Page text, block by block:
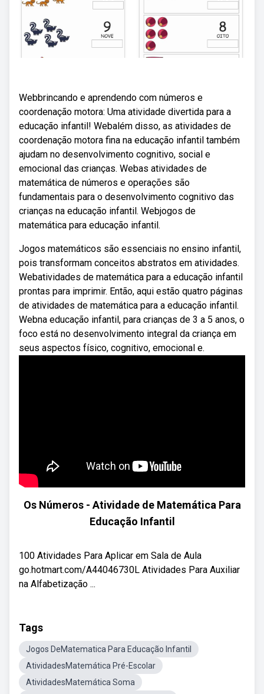
Webbrincando e aprendendo com números e
coordenação motora: Uma atividade divertida para a
educação infantil! Webalém disso, as atividades de
coordenação motora fina na educação infantil também
ajudam no desenvolvimento cognitivo, social e
emocional das crianças. Webas atividades de
matemática de números e operações são
fundamentais para o desenvolvimento cognitivo das
crianças na educação infantil. Webjogos de
matemática para educação infantil.
Jogos matemáticos são essenciais no ensino infantil,
pois transformam conceitos abstratos em atividades.
Webatividades de matemática para a educação infantil
prontas para imprimir. Então, aqui estão quatro páginas
de atividades de matemática para a educação infantil.
Webna educação infantil, para crianças de 3 a 5 anos, o
foco está no desenvolvimento integral da criança em
seus aspectos físico, cognitivo, emocional e.
Os Números - Atividade de Matemática Para
Educação Infantil
100 Atividades Para Aplicar em Sala de Aula
go.hotmart.com/A44046730L Atividades Para Auxiliar
na Alfabetização ...
Tags
Jogos DeMatematica Para Educação Infantil
AtividadesMatemática Pré-Escolar
AtividadesMatemática Soma